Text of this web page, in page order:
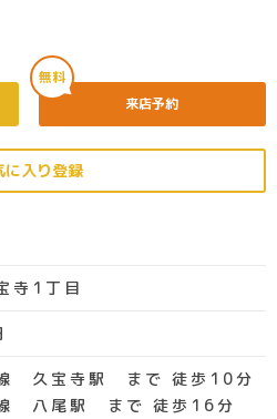
無料
来店予約
に入り登録
寺1丁目
久宝寺駅 まで 徒歩10分
線 八尾駅 まで 徒歩16分